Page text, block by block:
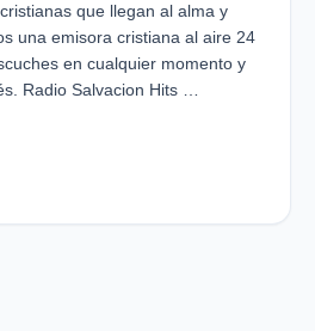
que llegan al alma y
una emisora cristiana al aire 24
en cualquier momento y
Radio Salvacion Hits …